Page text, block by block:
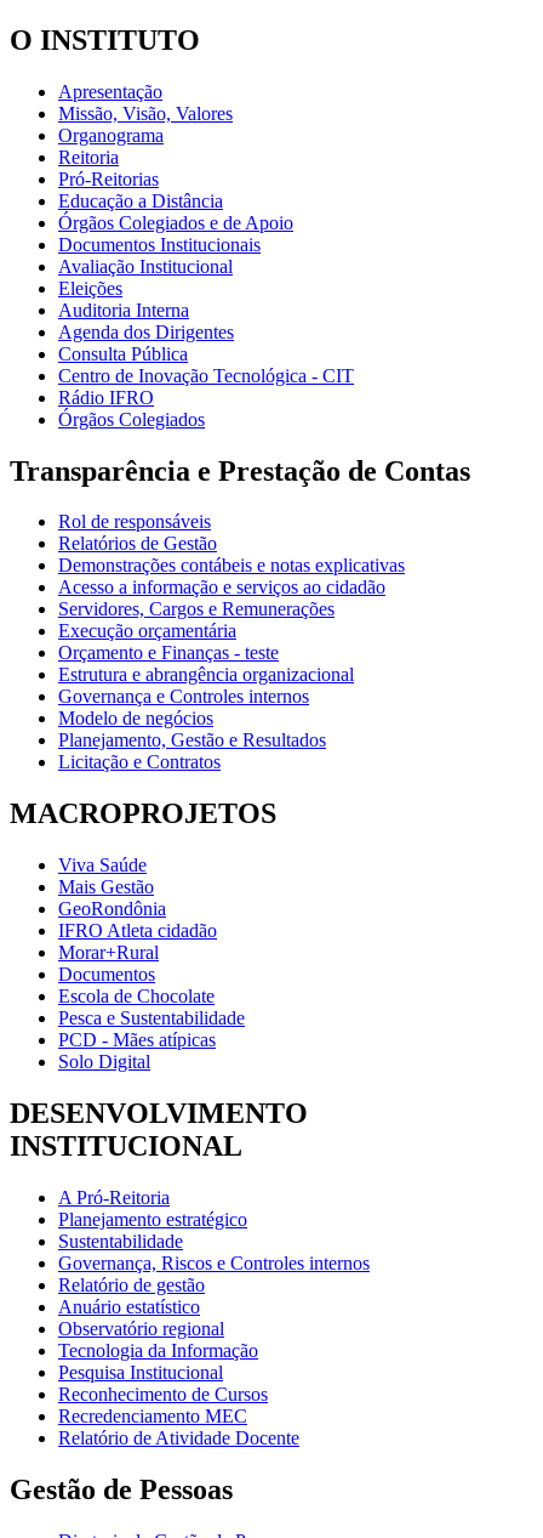
O INSTITUTO
Apresentação
Missão, Visão, Valores
Organograma
Reitoria
Pró-Reitorias
Educação a Distância
Órgãos Colegiados e de Apoio
Documentos Institucionais
Avaliação Institucional
Eleições
Auditoria Interna
Agenda dos Dirigentes
Consulta Pública
Centro de Inovação Tecnológica - CIT
Rádio IFRO
Órgãos Colegiados
Transparência e Prestação de Contas
Rol de responsáveis
Relatórios de Gestão
Demonstrações contábeis e notas explicativas
Acesso a informação e serviços ao cidadão
Servidores, Cargos e Remunerações
Execução orçamentária
Orçamento e Finanças - teste
Estrutura e abrangência organizacional
Governança e Controles internos
Modelo de negócios
Planejamento, Gestão e Resultados
Licitação e Contratos
MACROPROJETOS
Viva Saúde
Mais Gestão
GeoRondônia
IFRO Atleta cidadão
Morar+Rural
Documentos
Escola de Chocolate
Pesca e Sustentabilidade
PCD - Mães atípicas
Solo Digital
DESENVOLVIMENTO
INSTITUCIONAL
A Pró-Reitoria
Planejamento estratégico
Sustentabilidade
Governança, Riscos e Controles internos
Relatório de gestão
Anuário estatístico
Observatório regional
Tecnologia da Informação
Pesquisa Institucional
Reconhecimento de Cursos
Recredenciamento MEC
Relatório de Atividade Docente
Gestão de Pessoas